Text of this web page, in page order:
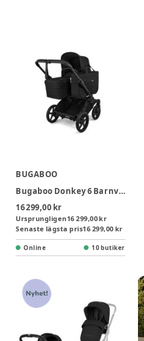
BUGABOO
Bugaboo Donkey 6 Barnvagn - Heritage Black/Black
16 299,00 kr
Ursprungligen16 299,00 kr
Senaste lägsta pris16 299,00 kr
Online 10 butiker